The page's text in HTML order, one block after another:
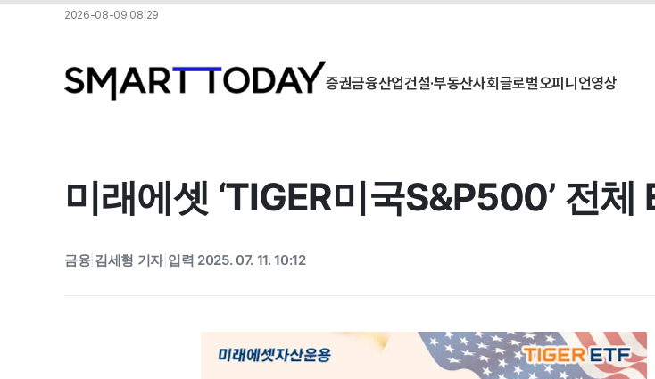
2026-08-09 08:29
증권금융산업건설·부동산사회글로벌오피니언영상
미래에셋 ‘TIGER미국S&P500’ 전체
금융| 김세형 기자| 입력 2025. 07. 11. 10:12